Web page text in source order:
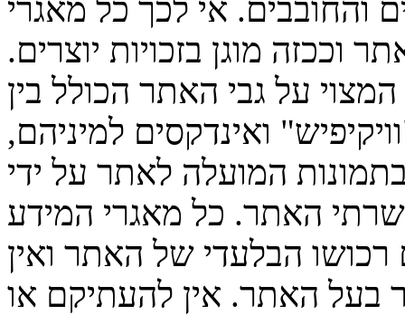
והחובבים. אי לכך כל מאגרי
וככזה מוגן בזכויות יוצרים.
על גבי האתר הכולל בין
ואינדקסים למיניהם,
המועלה לאתר על ידי
שרתי האתר. כל מאגרי המידע
הבלעדי של האתר ואין
בעל האתר. אין להעתיקם או